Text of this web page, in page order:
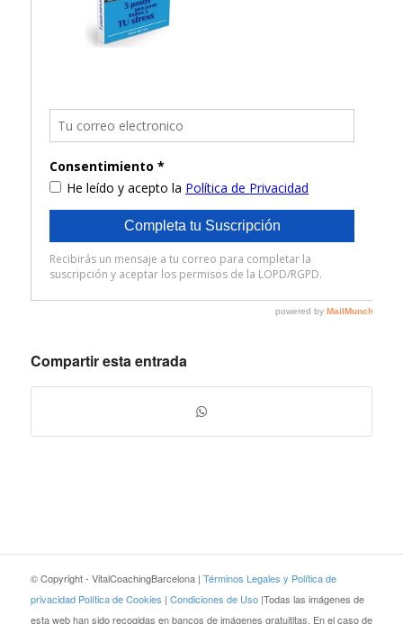
Compartir esta entrada
© Copyright - VitalCoachingBarcelona | Términos Legales y Política de
privacidad Política de Cookies | Condiciones de Uso |Todas las imágenes de
esta web han sido recogidas en bancos de imágenes gratuititas. En el caso de